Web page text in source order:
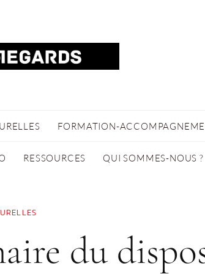
FORMATION-
RESSOURCES QUI SOMMES-NOUS ?
du